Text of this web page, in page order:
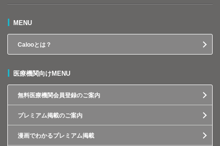
MENU
Calooとは？
医療機関向けMENU
無料医療機関会員登録のご案内
プレミアム掲載のご案内
漫画でわかるプレミアム掲載